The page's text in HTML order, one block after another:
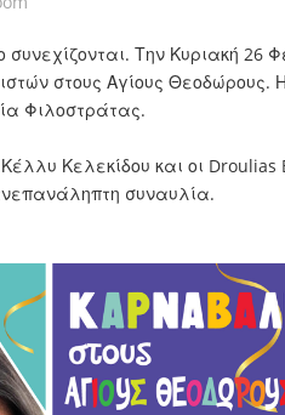
Την Κυριακή 26
στους Αγίους Θεοδώρους.
Φιλοστράτας.
Κελεκίδου και οι Droulias
συναυλία.